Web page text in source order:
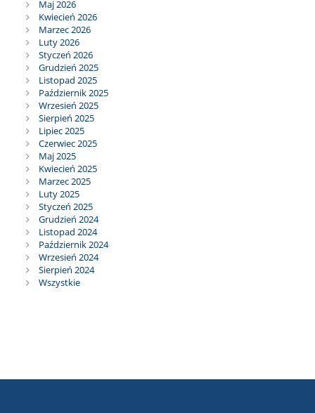
Maj 2026
Kwiecień 2026
Marzec 2026
Luty 2026
Styczeń 2026
Grudzień 2025
Listopad 2025
Październik 2025
Wrzesień 2025
Sierpień 2025
Lipiec 2025
Czerwiec 2025
Maj 2025
Kwiecień 2025
Marzec 2025
Luty 2025
Styczeń 2025
Grudzień 2024
Listopad 2024
Październik 2024
Wrzesień 2024
Sierpień 2024
Wszystkie